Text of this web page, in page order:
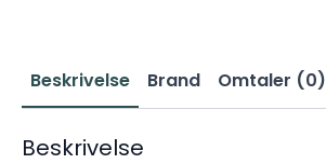
Beskrivelse Brand Omtaler (0)
Beskrivelse